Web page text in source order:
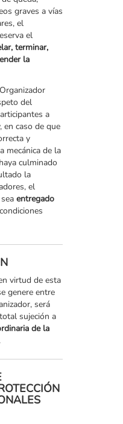
graves a vías
el
el
terminar,
la
del
a
en caso de que
y
mecánica de la
culminado
la
el
entregado
virtud de esta
genere entre
será
sujeción a
de la
.